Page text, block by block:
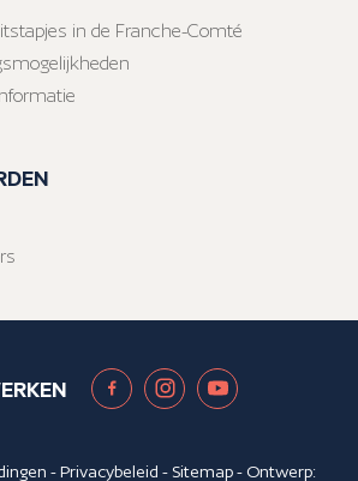
in de Franche-Comté
-Privacybeleid - Sitemap- Ontwerp: